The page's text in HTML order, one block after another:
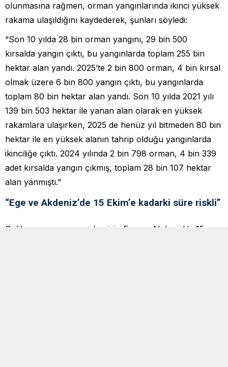
olunmasına rağmen, orman yangınlarında ikinci yüksek
rakama ulaşıldığını kaydederek, şunları söyledi:
“Son 10 yılda 28 bin orman yangını, 29 bin 500
kırsalda yangın çıktı, bu yangınlarda toplam 255 bin
hektar alan yandı. 2025’te 2 bin 800 orman, 4 bin kırsal
olmak üzere 6 bin 800 yangın çıktı, bu yangınlarda
toplam 80 bin hektar alan yandı. Son 10 yılda 2021 yılı
139 bin 503 hektar ile yanan alan olarak en yüksek
rakamlara ulaşırken, 2025 de henüz yıl bitmeden 80 bin
hektar ile en yüksek alanın tahrip olduğu yangınlarda
ikinciliğe çıktı. 2024 yılında 2 bin 798 orman, 4 bin 339
adet kırsalda yangın çıkmış, toplam 28 bin 107 hektar
alan yanmıştı.”
“Ege ve Akdeniz’de 15 Ekim’e kadarki süre riskli”
Sağlam, orman yangınları için Ege ve Akdeniz’de 15